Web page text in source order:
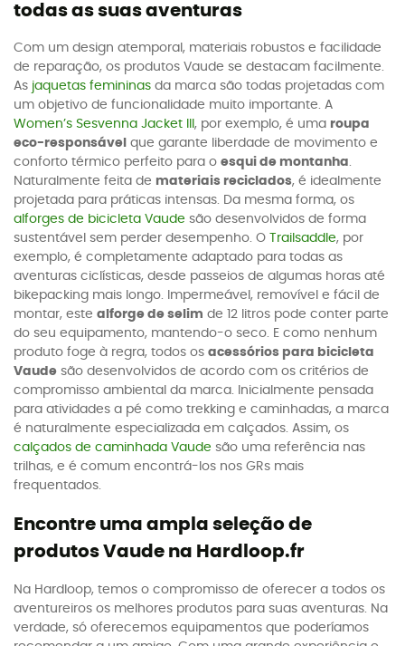
todas as suas aventuras
Com um design atemporal, materiais robustos e facilidade
de reparação, os produtos Vaude se destacam facilmente.
As jaquetas femininas da marca são todas projetadas com
um objetivo de funcionalidade muito importante. A
Women’s Sesvenna Jacket III , por exemplo, é uma roupa
eco-responsável que garante liberdade de movimento e
conforto térmico perfeito para o esqui de montanha.
Naturalmente feita de materiais reciclados, é idealmente
projetada para práticas intensas. Da mesma forma, os
alforges de bicicleta Vaude são desenvolvidos de forma
sustentável sem perder desempenho. O
Trailsaddle, por
exemplo, é completamente adaptado para todas as
aventuras ciclísticas, desde passeios de algumas horas até
bikepacking mais longo. Impermeável, removível e fácil de
montar, este alforge de selim de 12 litros pode conter parte
do seu equipamento, mantendo-o seco. E como nenhum
produto foge à regra, todos os acessórios para bicicleta
Vaude são desenvolvidos de acordo com os critérios de
compromisso ambiental da marca. Inicialmente pensada
para atividades a pé como trekking e caminhadas, a marca
é naturalmente especializada em calçados. Assim, os
calçados de caminhada Vaude são uma referência nas
trilhas, e é comum encontrá-los nos GRs mais
frequentados.
Encontre uma ampla seleção de
produtos Vaude na Hardloop.fr
Na Hardloop, temos o compromisso de oferecer a todos os
aventureiros os melhores produtos para suas aventuras. Na
verdade, só oferecemos equipamentos que poderíamos